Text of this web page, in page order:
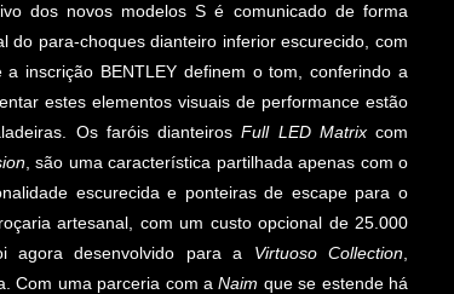
dos novos modelos S é comunicado de forma
do para-choques dianteiro inferior escurecido, com
inscrição BENTLEY definem o tom, conferindo a
estes elementos visuais de performance estão
Os faróis dianteirosFull LED Matrixcom
, são uma característica partilhada apenas com o
escurecida e ponteiras de escape para o
artesanal, com um custo opcional de 25.000
agora desenvolvido para a Virtuoso Collection
Com uma parceria com aNaim que se estende há